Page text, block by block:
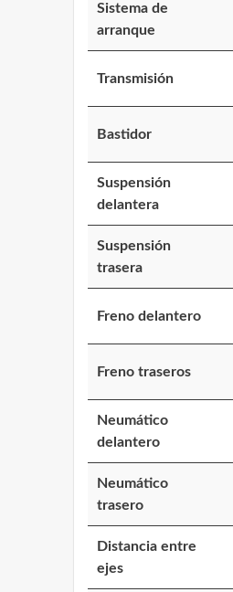
Sistema de
arranque
Transmisión
Bastidor
Suspensión
delantera
Suspensión
trasera
Freno delantero
Freno traseros
Neumático
delantero
Neumático
trasero
Distancia entre
ejes